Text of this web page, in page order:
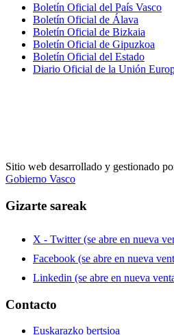
Boletín Oficial del País Vasco
Boletín Oficial de Álava
Boletín Oficial de Bizkaia
Boletín Oficial de Gipuzkoa
Boletín Oficial del Estado
Diario Oficial de la Unión
Sitio web desarrollado y gestionado
Gobierno Vasco
Gizarte sareak
X - Twitter (se abre en nueva
Facebook (se abre en nueva
Linkedin (se abre en nueva
Contacto
Euskarazko bertsioa